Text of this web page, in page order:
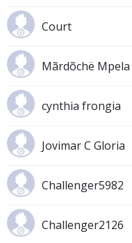
Court
Mãrdõchë Mpela
cynthia frongia
Jovimar C Gloria
Challenger5982
Challenger2126